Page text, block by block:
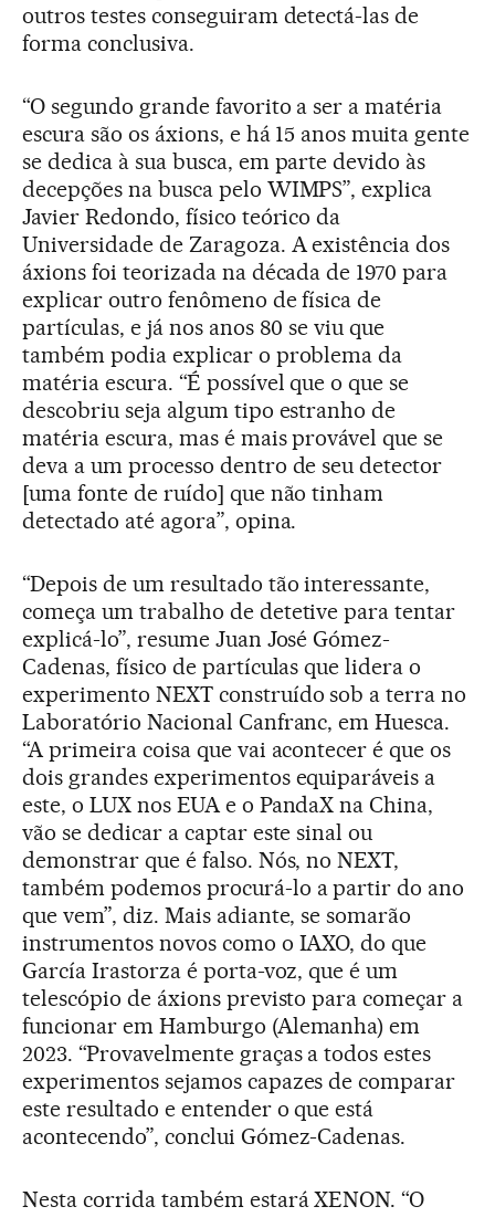
outros testes conseguiram detectá-las de
forma conclusiva.
“O segundo grande favorito a ser a matéria
escura são os áxions, e há 15 anos muita gente
se dedica à sua busca, em parte devido às
decepções na busca pelo WIMPS”, explica
Javier Redondo, físico teórico da
Universidade de Zaragoza. A existência dos
áxions foi teorizada na década de 1970 para
explicar outro fenômeno de física de
partículas, e já nos anos 80 se viu que
também podia explicar o problema da
matéria escura. “É possível que o que se
descobriu seja algum tipo estranho de
matéria escura, mas é mais provável que se
deva a um processo dentro de seu detector
[uma fonte de ruído] que não tinham
detectado até agora”, opina.
“Depois de um resultado tão interessante,
começa um trabalho de detetive para tentar
explicá-lo”, resume Juan José Gómez-
Cadenas, físico de partículas que lidera o
experimento NEXT construído sob a terra no
Laboratório Nacional Canfranc, em Huesca.
“A primeira coisa que vai acontecer é que os
dois grandes experimentos equiparáveis a
este, o LUX nos EUA e o PandaX na China,
vão se dedicar a captar este sinal ou
demonstrar que é falso. Nós, no NEXT,
também podemos procurá-lo a partir do ano
que vem”, diz. Mais adiante, se somarão
instrumentos novos como o IAXO, do que
García Irastorza é porta-voz, que é um
telescópio de áxions previsto para começar a
funcionar em Hamburgo (Alemanha) em
2023. “Provavelmente graças a todos estes
experimentos sejamos capazes de comparar
este resultado e entender o que está
acontecendo”, conclui Gómez-Cadenas.
Nesta corrida também estará XENON. “O